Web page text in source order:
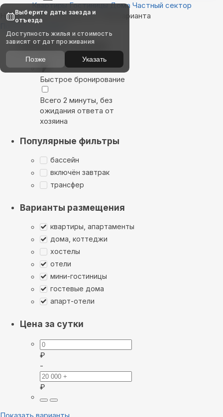
Квартиры Гостиницы Дома Частный сектор
Найдём, где остановиться : 822 варианта
Показать на карте
Выбирайте лучшее
Быстрое бронирование
Всего 2 минуты, без
ожидания ответа от
хозяина
Популярные фильтры
бассейн
включён завтрак
трансфер
Варианты размещения
квартиры, апартаменты
дома, коттеджи
хостелы
отели
мини-гостиницы
гостевые дома
апарт-отели
Цена за сутки
₽
-
₽
Показать варианты
Выберите даты заезда и
отъезда
Доступность жилья и стоимость
зависят от дат проживания
Позже Указать